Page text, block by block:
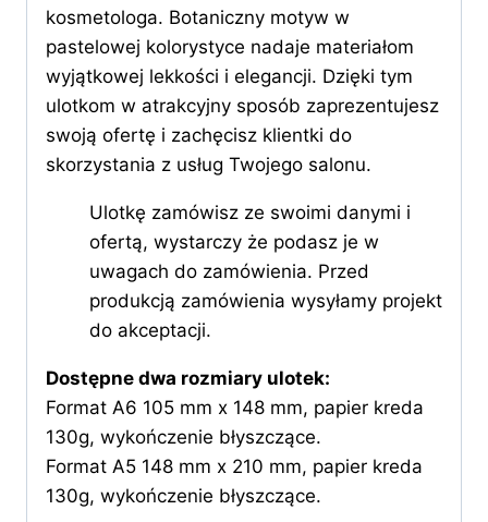
kosmetologa. Botaniczny motyw w
pastelowej kolorystyce nadaje materiałom
wyjątkowej lekkości i elegancji. Dzięki tym
ulotkom w atrakcyjny sposób zaprezentujesz
swoją ofertę i zachęcisz klientki do
skorzystania z usług Twojego salonu.
Ulotkę zamówisz ze swoimi danymi i
ofertą, wystarczy że podasz je w
uwagach do zamówienia. Przed
produkcją zamówienia wysyłamy projekt
do akceptacji.
Dostępne dwa rozmiary ulotek:
Format A6 105 mm x 148 mm, papier kreda
130g, wykończenie błyszczące.
Format A5 148 mm x 210 mm, papier kreda
130g, wykończenie błyszczące.